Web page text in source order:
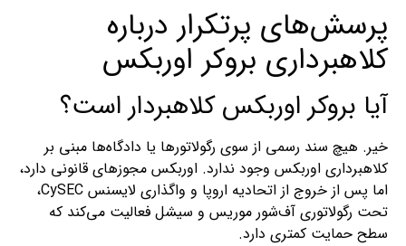
پرسش‌های پرتکرار درباره
کلاهبرداری بروکر اوربکس
آیا بروکر اوربکس کلاهبردار است؟
خیر. هیچ سند رسمی از سوی رگولاتورها یا دادگاه‌ها مبنی بر
کلاهبرداری اوربکس وجود ندارد. اوربکس مجوزهای قانونی دارد،
اما پس از خروج از اتحادیه اروپا و واگذاری لایسنس CySEC،
تحت رگولاتوری آف‌شور موریس و سیشل فعالیت می‌کند که
سطح حمایت کمتری دارد.